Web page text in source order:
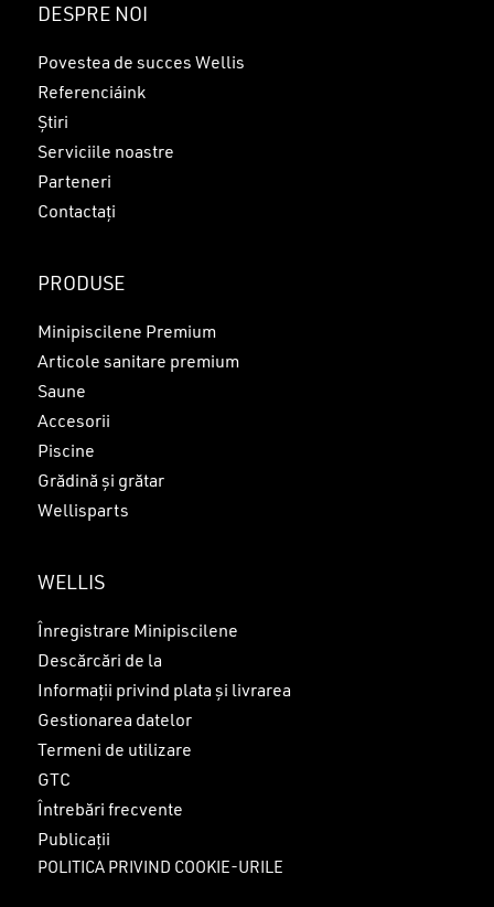
DESPRE NOI
Povestea de succes Wellis
Referenciáink
Știri
Serviciile noastre
Parteneri
Contactați
PRODUSE
Minipiscilene Premium
Articole sanitare premium
Saune
Accesorii
Piscine
Grădină și grătar
Wellisparts
WELLIS
Înregistrare Minipiscilene
Descărcări de la
Informații privind plata și livrarea
Gestionarea datelor
Termeni de utilizare
GTC
Întrebări frecvente
Publicații
POLITICA PRIVIND COOKIE-URILE